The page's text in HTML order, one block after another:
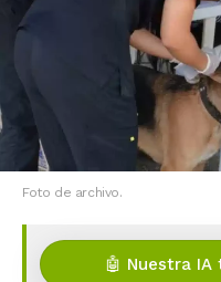
Foto de archivo.
🤖 Nuestra